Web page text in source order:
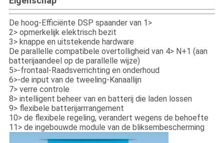
De hoog-Efficiënte DSP spaander van 1>
2> opmerkelijk elektrisch bezit
3> knappe en uitstekende hardware
De parallelle compatibele overtolligheid van 4> N+1 (aan
batterijaandeel op de parallelle wijze)
5>-frontaal-Raadsverrichting en onderhoud
6>-de input van de tweeling-Kanaallijn
7> verre controle
8> intelligent beheer van en batterij die laden lossen
9> flexibele batterijarrrangement
10> de flexibele regeling, verandert wegens de behoefte
11> de ingebouwde module van de bliksembescherming